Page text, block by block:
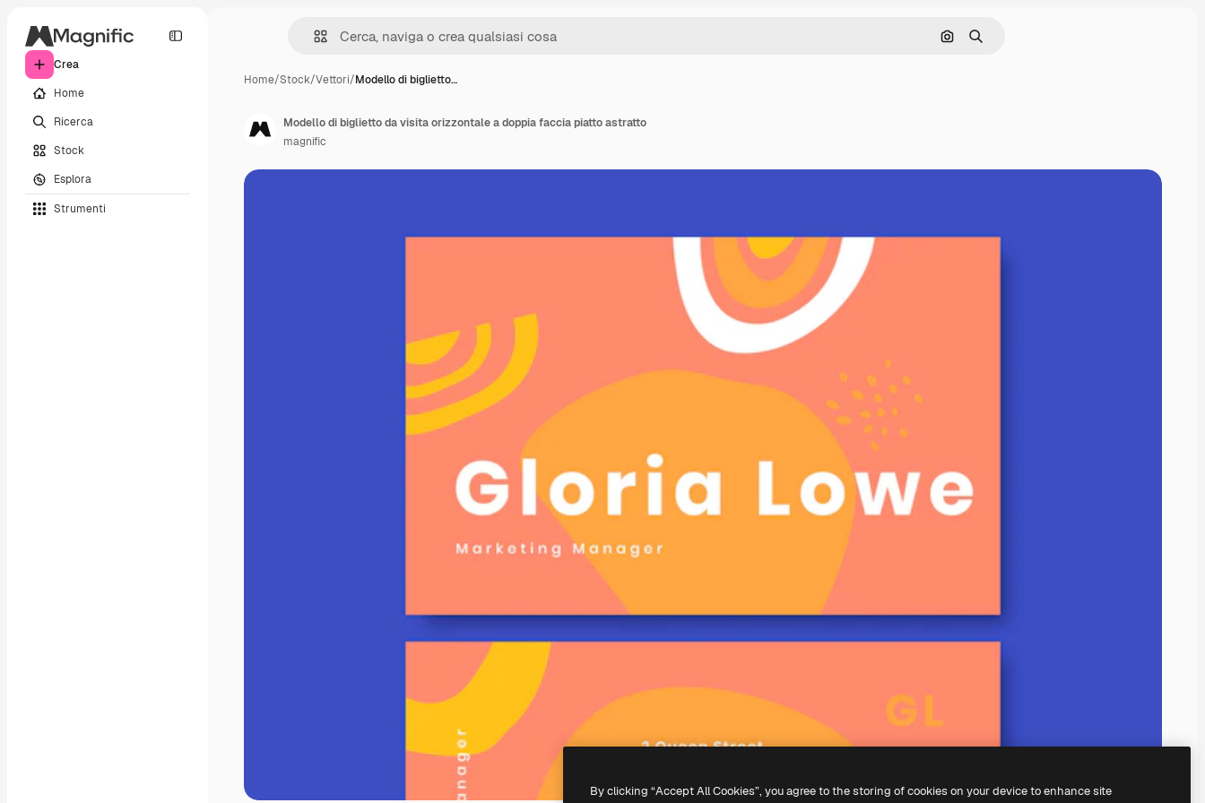
Crea
Home
Ricerca
Stock
Esplora
Strumenti
Cerca per immagine
Ricerca
Home/Stock/Vettori/Modello di biglietto…
Modello di biglietto da visita orizzontale a doppia faccia piatto astratto
magnific
By clicking “Accept All Cookies”, you agree to the storing of cookies on your device to enhance site